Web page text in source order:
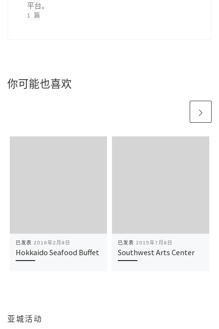
平台。
1 篇
你可能也喜欢
已发表 2016年2月9日
Hokkaido Seafood Buffet
已发表 2015年7月8日
Southwest Arts Center
亚城活动